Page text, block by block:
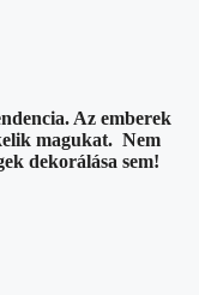
Az emberek
magukat. Nem
dekorálása sem!